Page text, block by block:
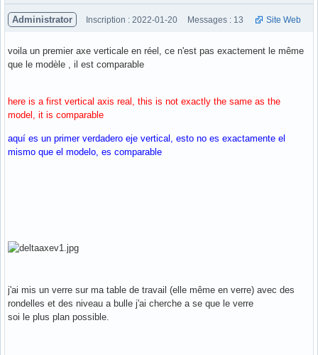
Administrator Inscription : 2022-01-20 Messages : 13 Site Web
voila un premier axe verticale en réel, ce n'est pas exactement le même
que le modèle , il est comparable
here is a first vertical axis real, this is not exactly the same as the
model, it is comparable
aquí es un primer verdadero eje vertical, esto no es exactamente el
mismo que el modelo, es comparable
j'ai mis un verre sur ma table de travail (elle même en verre) avec des
rondelles et des niveau a bulle j'ai cherche a se que le verre
soi le plus plan possible.